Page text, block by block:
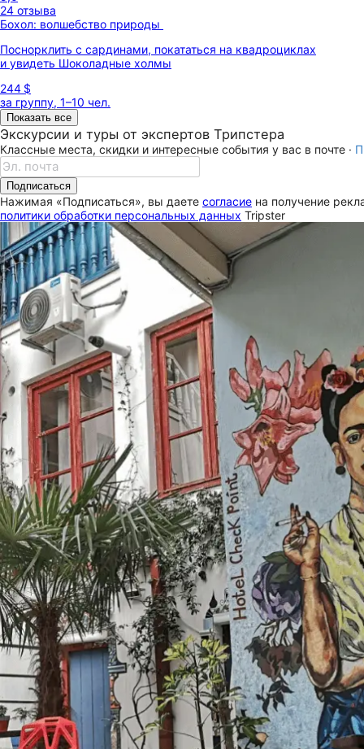
24 отзыва
Бохол: волшебство природы
Поснорклить с сардинами, покататься на квадроциклах
и увидеть Шоколадные холмы
244 $
за группу, 1–10 чел.
Показать все
Экскурсии и туры от экспертов Трипстера
Классные места, скидки и интересные события у вас в почте ·
Подписаться
Нажимая «Подписаться», вы даете согласие на получение
политики обработки персональных данных Tripster